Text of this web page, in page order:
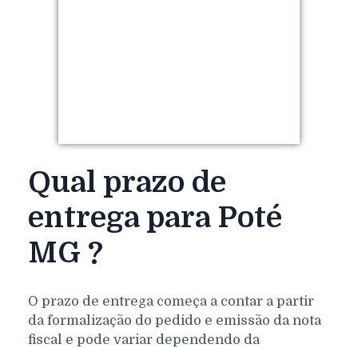
Qual prazo de
entrega para Poté
MG ?
O prazo de entrega começa a contar a partir
da formalização do pedido e emissão da nota
fiscal e pode variar dependendo da